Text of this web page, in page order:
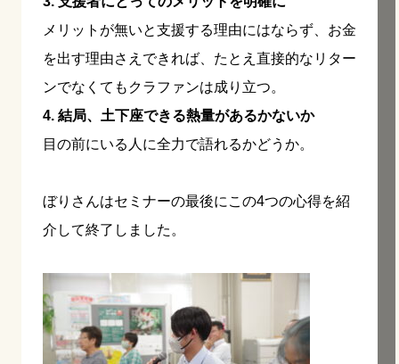
メリットが無いと支援する理由にはならず、お金
を出す理由さえできれば、たとえ直接的なリター
ンでなくてもクラファンは成り立つ。
4. 結局、土下座できる熱量があるかないか
目の前にいる人に全力で語れるかどうか。
ぼりさんはセミナーの最後にこの4つの心得を紹
介して終了しました。